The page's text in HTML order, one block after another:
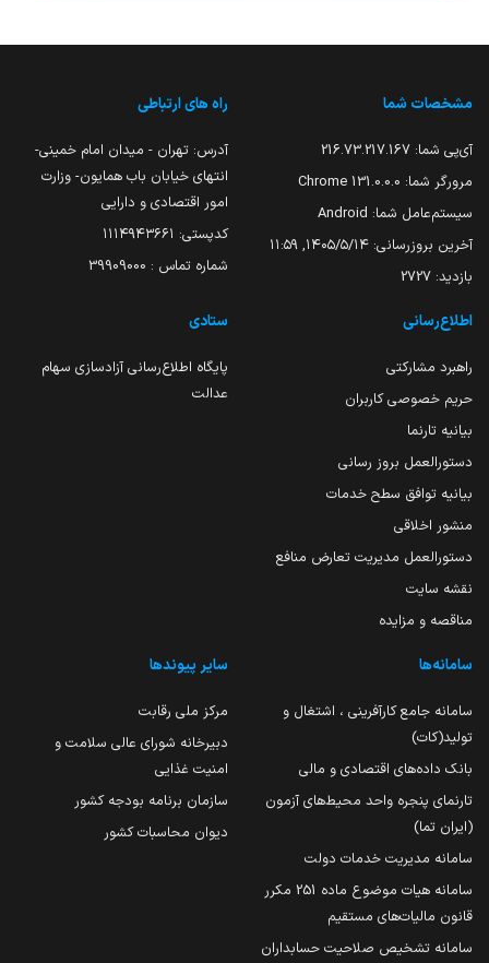
مشخصات شما
آی‌پی شما: 216.73.217.167
مرورگر شما: 131.0.0.0 Chrome
سیستم‌عامل شما: Android
آخرین بروزرسانی: ۱۴۰۵/۵/۱۴, ۱۱:۵۹
بازدید: 2727
راه های ارتباطی
آدرس: تهران - میدان امام خمینی-
انتهای خیابان باب همایون- وزارت
امور اقتصادی و دارایی
کدپستی: ۱۱۱۴۹۴۳۶۶۱
شماره تماس : 39909000
اطلاع‌رسانی
راهبرد مشارکتی
حریم خصوصی کاربران
بیانیه تارنما
دستورالعمل بروز رسانی
بیانیه توافق سطح خدمات
منشور اخلاقی
دستورالعمل مدیریت تعارض منافع
نقشه سایت
مناقصه و مزایده
ستادی
پایگاه اطلاع‌رسانی آزادسازی سهام
عدالت
سامانه‌ها
سامانه جامع کارآفرینی ، اشتغال و
تولید(کات)
بانک داده‌های اقتصادی و مالی
تارنمای پنجره واحد محیط‌های آزمون
(ایران تما)
سامانه مدیریت خدمات دولت
سامانه هیات موضوع ماده 251 مکرر
قانون مالیات‌های مستقیم
سامانه تشخیص صلاحیت حسابداران
سایر پیوندها
مرکز ملی رقابت
دبیرخانه شورای عالی سلامت و
امنیت غذایی
سازمان برنامه بودجه کشور
دیوان محاسبات کشور